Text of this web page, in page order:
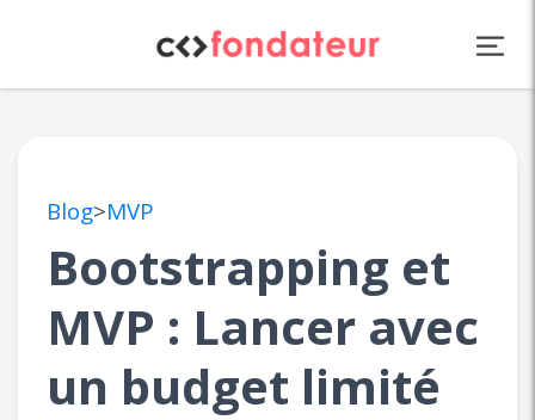
Blog>MVP
Bootstrapping et
MVP : Lancer avec
un budget limité